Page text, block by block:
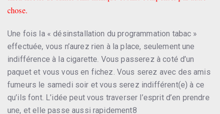
chose.
Une fois la « désinstallation du programmation tabac »
effectuée, vous n’aurez rien à la place, seulement une
indifférence à la cigarette. Vous passerez à coté d’un
paquet et vous vous en fichez. Vous serez avec des amis
fumeurs le samedi soir et vous serez indifférent(e) à ce
qu’ils font. L’idée peut vous traverser l’esprit d’en prendre
une, et elle passe aussi rapidement8